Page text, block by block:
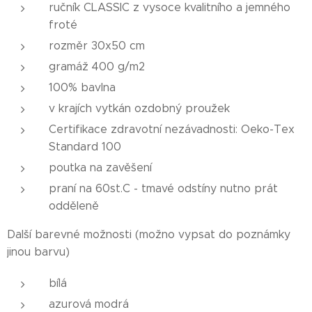
ručník CLASSIC z vysoce kvalitního a jemného
froté
rozměr 30x50 cm
gramáž 400 g/m2
100% bavlna
v krajích vytkán ozdobný proužek
Certifikace zdravotní nezávadnosti: Oeko-Tex
Standard 100
poutka na zavěšení
praní na 60st.C - tmavé odstíny nutno prát
odděleně
Další barevné možnosti (možno vypsat do poznámky
jinou barvu)
bílá
azurová modrá